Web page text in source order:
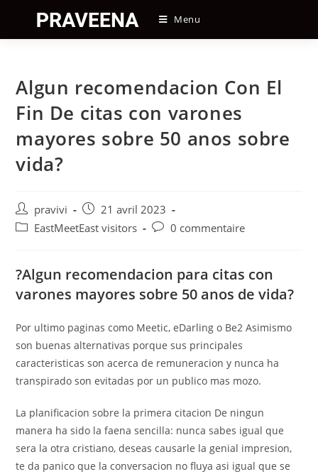
content
Menu
Algun recomendacion Con El
Fin De citas con varones
mayores sobre 50 anos sobre
vida?
Auteur/autrice
de
pravivi
Post
published:
21 avril 2023
PostEastMeetEast visitors
Post0 commentaire
?Algun recomendacion para citas con
varones mayores sobre 50 anos de vida?
Por ultimo paginas como Meetic, eDarling o Be2 Asimismo
son buenas alternativas porque sus principales
caracteristicas son acerca de remuneracion y nunca ha
transpirado son evitadas por un publico mas mozo.
La planificacion sobre la primera citacion De ningun
manera ha sido la faena sencilla: nunca sabes igual que
sera la otra cristiano, deseas causarle la genial impresion,
te da panico que la conversacion no fluya asi igual que se